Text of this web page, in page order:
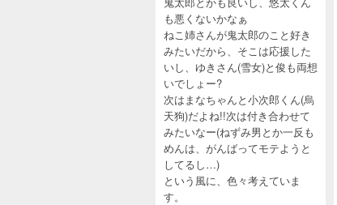
も悪くないかなぁ
ねこ姉さんが鬼太郎のこと好き
みたいだから、そこは応援した
いし、ゆきさん(雪女)と俊も両想
いでしょー?
次はまなちゃんと小次郎くん(烏
天狗)だよね!!次は付き合わせて
みたいなー(ねずみ男とか一反も
めんは、がんばってモテようと
してるし…)
という風に、色々考えていま
す。